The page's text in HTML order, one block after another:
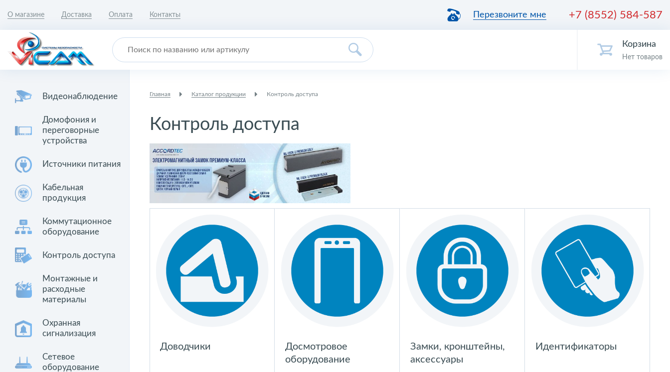
О магазине Доставка Оплата Контакты +7 (8552) 584-587
Перезвоните мне
Корзина
Нет товаров
Видеонаблюдение
Домофония и
переговорные
устройства
Источники питания
Кабельная
продукция
Коммутационное
оборудование
Контроль доступа
Монтажные и
расходные
материалы
Охранная
сигнализация
Сетевое
оборудование
Главная Каталог продукции Контроль доступа
Контроль доступа
Доводчики
Досмотровое
оборудование
Замки, кронштейны,
аксессуары
Идентификаторы